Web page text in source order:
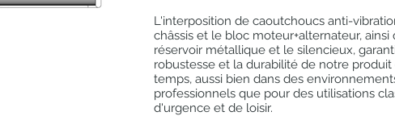
L'interposition de caoutchoucs anti-
châssis et le bloc moteur+alternateur, ainsi
réservoir métallique et le silencieux,
robustesse et la durabilité de notre produit
temps, aussi bien dans des
professionnels que pour des utilisations
d'urgence et de loisir.